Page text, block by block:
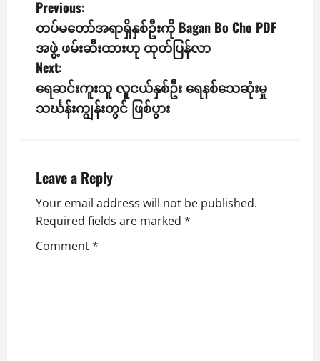
P
o
s
t
v
i
g
Previous:
တပ်မတော်အရာရှိနှစ်ဦးကို Bagan Bo Cho PDF
အဖွဲ့ ဖမ်းဆီးထားဟု ထုတ်ပြန်လာ
Next:
ရေဆင်းကူးသူ လူငယ်နှစ်ဦး ရေနစ်သေဆုံးမှု
သင်္ဃန်းကျွန်းတွင် ဖြစ်ပွား
Leave a Reply
Your email address will not be published.
Required fields are marked *
Comment*